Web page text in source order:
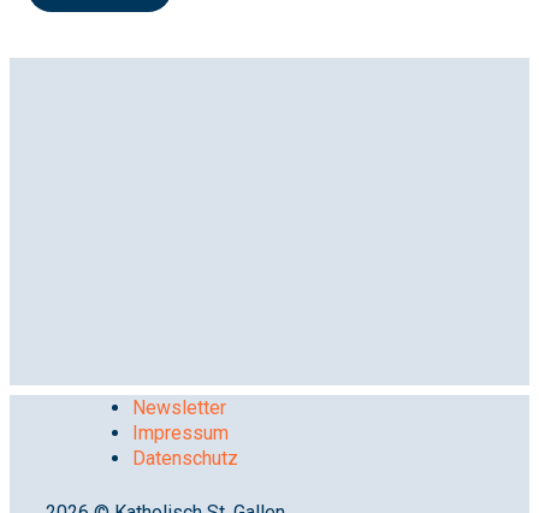
Newsletter
Impressum
Datenschutz